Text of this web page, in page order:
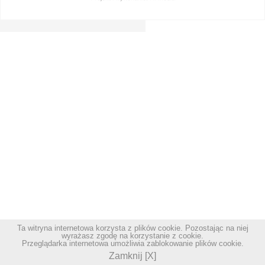
Ta witryna internetowa korzysta z plików cookie. Pozostając na niej
wyrażasz zgodę na korzystanie z cookie.
Przeglądarka internetowa umożliwia zablokowanie plików cookie.
Zamknij [X]